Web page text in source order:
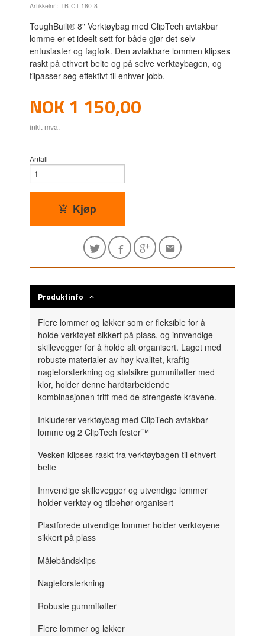
Artikkelnr.: TB-CT-180-8
ToughBuilt® 8" Verktøybag med ClipTech avtakbar
lomme er et ideelt sett for både gjør-det-selv-
entusiaster og fagfolk. Den avtakbare lommen klipses
raskt på ethvert belte og på selve verktøybagen, og
tilpasser seg effektivt til enhver jobb.
Pris
NOK1 150,00
inkl. mva.
Antall
Kjøp
Produktinfo
Flere lommer og løkker som er fleksible for å
holde verktøyet sikkert på plass, og innvendige
skillevegger for å holde alt organisert. Laget med
robuste materialer av høy kvalitet, kraftig
nagleforsterkning og støtsikre gummiføtter med
klor, holder denne hardtarbeidende
kombinasjonen tritt med de strengeste kravene.
Inkluderer verktøybag med ClipTech avtakbar
lomme og 2 ClipTech fester™
Vesken klipses raskt fra verktøybagen til ethvert
belte
Innvendige skillevegger og utvendige lommer
holder verktøy og tilbehør organisert
Plastforede utvendige lommer holder verktøyene
sikkert på plass
Målebåndsklips
Nagleforsterkning
Robuste gummiføtter
Flere lommer og løkker